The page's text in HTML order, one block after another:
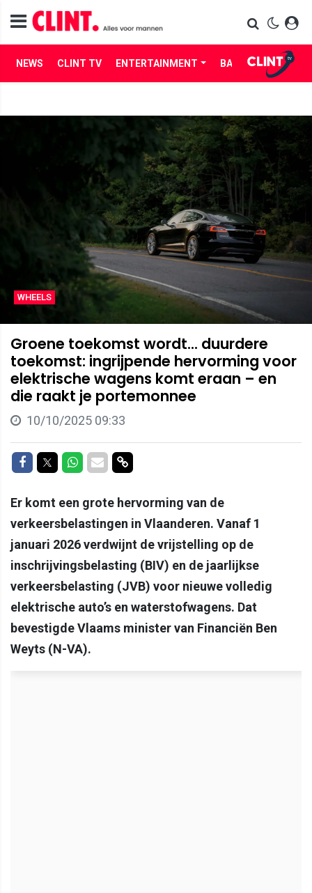
NEWS CLINT TV ENTERTAINMENT BABES LIFE
WHEELS
Groene toekomst wordt... duurdere
toekomst: ingrijpende hervorming voor
elektrische wagens komt eraan – en
die raakt je portemonnee
10/10/2025 09:33
Delen op Facebook
Delen op Twitter
Delen op Whatsapp
Delen via Mail
Delen via link
Er komt een grote hervorming van de
verkeersbelastingen in Vlaanderen. Vanaf 1
januari 2026 verdwijnt de vrijstelling op de
inschrijvingsbelasting (BIV) en de jaarlijkse
verkeersbelasting (JVB) voor nieuwe volledig
elektrische auto’s en waterstofwagens. Dat
bevestigde Vlaams minister van Financiën Ben
Weyts (N-VA).